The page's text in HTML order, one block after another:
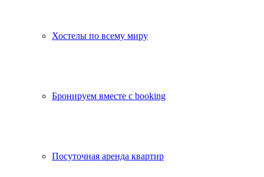
Хостелы по всему миру
Бронируем вместе с booking
Посуточная аренда квартир